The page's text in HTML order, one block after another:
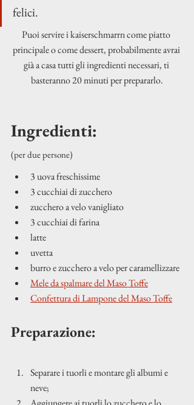
felici.
Puoi servire i kaiserschmarrn come piatto
principale o come dessert, probabilmente avrai
già a casa tutti gli ingredienti necessari, ti
basteranno 20 minuti per prepararlo.
Ingredienti:
(per due persone)
3 uova freschissime
3 cucchiai di zucchero
zucchero a velo vanigliato
3 cucchiai di farina
latte
uvetta
burro e zucchero a velo per caramellizzare
Mele da spalmare del Maso Toffe
Confettura di Lampone del Maso Toffe
Preparazione:
Separare i tuorli e montare gli albumi e
neve;